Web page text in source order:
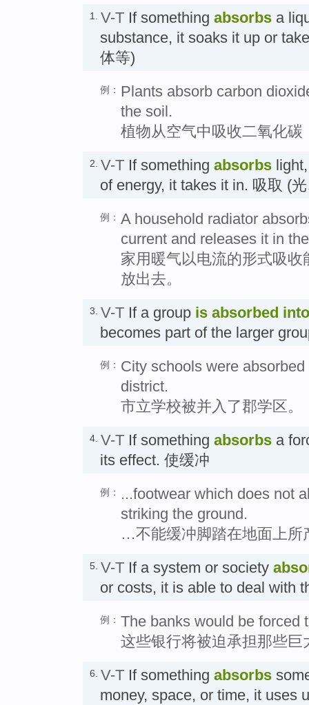
1. V-T If something absorbs a
substance, it soaks it up or
体等)
例： Plants absorb carbon
the soil.
植物从空气中吸收二氧化
2. V-T If something absorbs
of energy, it takes it in. 吸取 (
例： A household radiator
current and releases it in
家用暖气以电流的形式吸
放出去。
3. V-T If a group is absorbed into
becomes part of the larger
例： City schools were
district.
市立学校被并入了郡学区。
4. V-T If something absorbs a
its effect. 使缓冲
例：
...footwear which does not
striking the ground.
…不能缓冲脚踏在地面上所
5. V-T If a system or society
or costs, it is able to deal with
例： The banks would be forced
这些银行将被迫承担那些巨
6. V-T If something absorbs
money, space, or time, it uses